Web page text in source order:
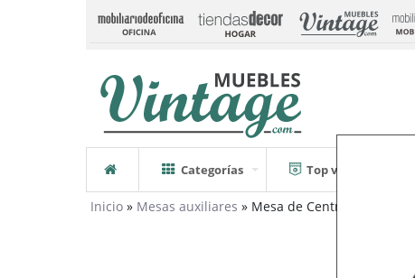
Categorías Top ventas
Inicio » Mesas auxiliares » Mesa de Centro Rustica